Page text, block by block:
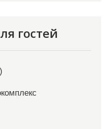
гостей